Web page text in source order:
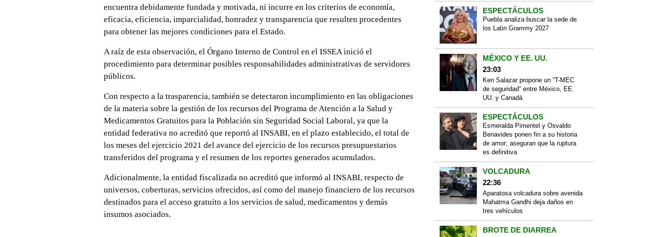
encuentra debidamente fundada y motivada, ni incurre en los criterios de economía,
eficacia, eficiencia, imparcialidad, honradez y transparencia que resulten procedentes
para obtener las mejores condiciones para el Estado.
A raíz de esta observación, el Órgano Interno de Control en el ISSEA inició el
procedimiento para determinar posibles responsabilidades administrativas de servidores
públicos.
Con respecto a la trasparencia, también se detectaron incumplimiento en las obligaciones
de la materia sobre la gestión de los recursos del Programa de Atención a la Salud y
Medicamentos Gratuitos para la Población sin Seguridad Social Laboral, ya que la
entidad federativa no acreditó que reportó al INSABI, en el plazo establecido, el total de
los meses del ejercicio 2021 del avance del ejercicio de los recursos presupuestarios
transferidos del programa y el resumen de los reportes generados acumulados.
Adicionalmente, la entidad fiscalizada no acreditó que informó al INSABI, respecto de
universos, coberturas, servicios ofrecidos, así como del manejo financiero de los recursos
destinados para el acceso gratuito a los servicios de salud, medicamentos y demás
insumos asociados.
ESPECTÁCULOS
Puebla analiza buscar la sede de
los Latin Grammy 2027
MÉXICO Y EE. UU.
23:03
Ken Salazar propone un “T-MEC
de seguridad” entre México, EE.
UU. y Canadá
ESPECTÁCULOS
Esmeralda Pimentel y Osvaldo
Benavides ponen fin a su historia
de amor; aseguran que la ruptura
es definitiva
VOLCADURA
22:36
Aparatosa volcadura sobre avenida
Mahatma Gandhi deja daños en
tres vehículos
BROTE DE DIARREA